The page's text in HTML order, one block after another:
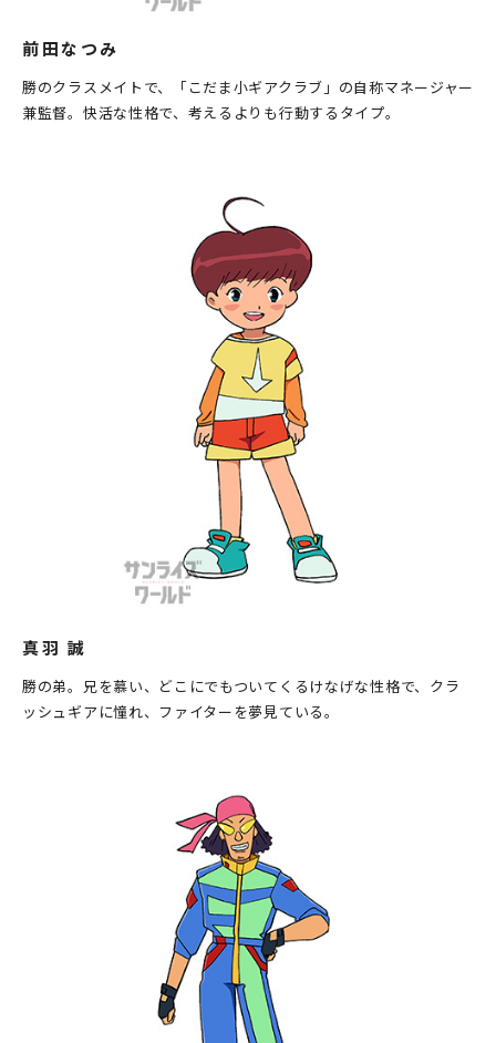
前田なつみ
勝のクラスメイトで、「こだま小ギアクラブ」の自称マネージャー
兼監督。快活な性格で、考えるよりも行動するタイプ。
真羽 誠
勝の弟。兄を慕い、どこにでもついてくるけなげな性格で、クラ
ッシュギアに憧れ、ファイターを夢見ている。